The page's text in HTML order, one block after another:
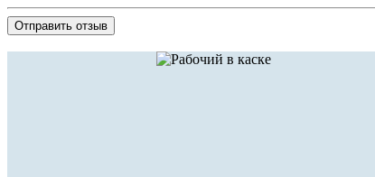
Отправить отзыв